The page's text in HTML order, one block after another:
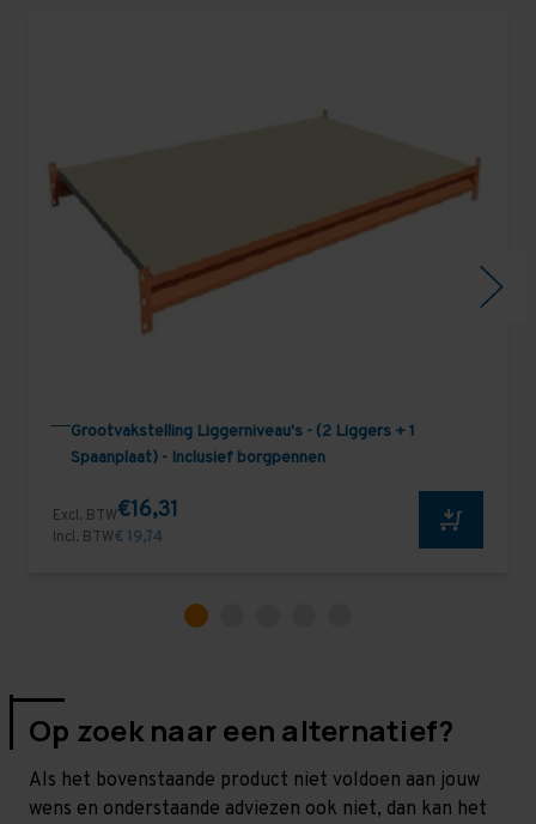
Grootvakstelling Liggerniveau's - (2 Liggers + 1
Spaanplaat) - Inclusief borgpennen
Excl. BTW€16,31
Incl. BTW€ 19,74
Op zoek naar een alternatief?
Als het bovenstaande product niet voldoen aan jouw
wens en onderstaande adviezen ook niet, dan kan het